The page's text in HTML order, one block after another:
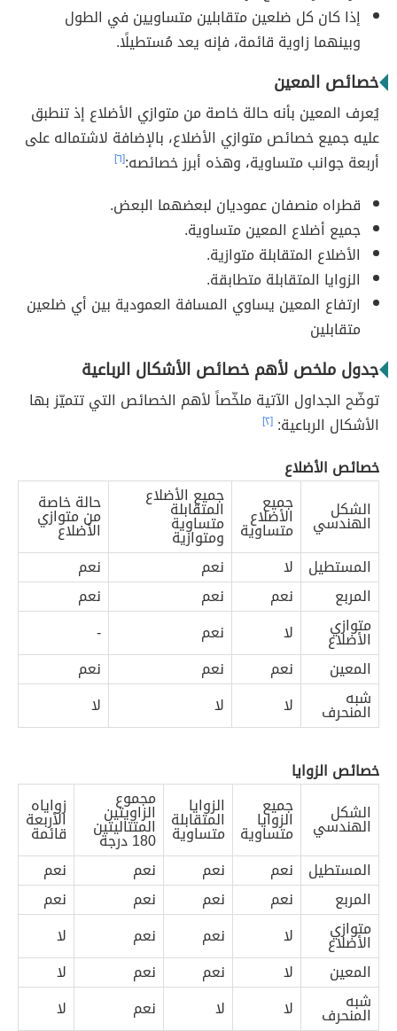
إذا كان كل ضلعين متقابلين متساويين في الطول
وبينهما زاوية قائمة، فإنه يعد مُستطيلًا.
خصائص المعين
يُعرف المعين بأنه حالة خاصة من متوازي الأضلاع إذ تنطبق
عليه جميع خصائص متوازي الأضلاع، بالإضافة لاشتماله على
أربعة جوانب متساوية، وهذه أبرز خصائصه:[٦]
قطراه منصفان عموديان لبعضهما البعض.
جميع أضلاع المعين متساوية.
الأضلاع المتقابلة متوازية.
الزوايا المتقابلة متطابقة.
ارتفاع المعين يساوي المسافة العمودية بين أي ضلعين
متقابلين
جدول ملخص لأهم خصائص الأشكال الرباعية
توضّح الجداول الآتية ملخّصاً لأهم الخصائص التي تتميّز بها
الأشكال الرباعية: [٢]
خصائص الأضلاع
الشكل
الهندسي
جميع
الأضلاع
متساوية
جميع الأضلاع
المتقابلة
متساوية
ومتوازية
حالة خاصة
من متوازي
الأضلاع
المستطيل
لا نعم
نعم
المربع
نعم نعم
نعم
متوازي
الأضلاع لا نعم
-
المعين
نعم نعم
نعم
شبه
المنحرف لا لا لا
خصائص الزوايا
الشكل
الهندسي
جميع
الزوايا
متساوية
الزوايا
المتقابلة
متساوية
مجموع
الزاويتين
المتتاليتين
180 درجة
زواياه
الأربعة
قائمة
المستطيل
نعم نعم نعم
نعم
المربع
نعم نعم نعم
نعم
متوازي
الأضلاع لا نعم نعم
لا
المعين
لا نعم نعم
لا
شبه
المنحرف لا لا نعم لا